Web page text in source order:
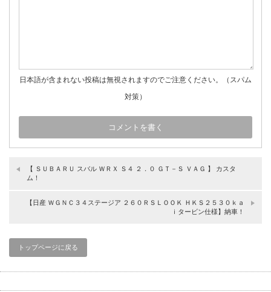
日本語が含まれない投稿は無視されますのでご注意ください。（スパム
対策）
【 ＳＵＢＡＲＵ スバル ＷＲＸ Ｓ４ ２．０ ＧＴ－Ｓ ＶＡＧ 】 カスタ
ム！
【日産 ＷＧＮＣ３４ステージア ２６０ＲＳＬＯＯＫ ＨＫＳ２５３０ｋａ
ｉタービン仕様】納車！
トップページに戻る